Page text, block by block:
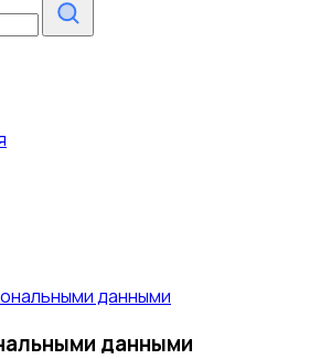
данными
данными